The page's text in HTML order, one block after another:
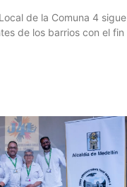
de la Comuna 4 sigue
de los barrios con el fin